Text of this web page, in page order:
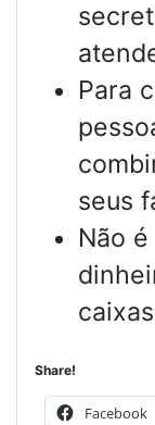
Para
seus
Não
Share!
Facebook